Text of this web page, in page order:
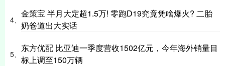
4、
金策宝 半月大定超1.5万! 零跑D19究竟凭啥爆火? 二胎
奶爸道出大实话
5、
东方优配 比亚迪一季度营收1502亿元，今年海外销量目
标上调至150万辆